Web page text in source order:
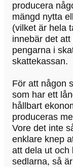
producera
mängd nytta
(vilket är hela
innebär det
pengarna i
skattekassan.
För att någon
som har ett
hållbart
produceras
Vore det inte
enklare knep
att dela ut och
sedlarna, så